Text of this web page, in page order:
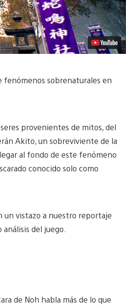
fenómenos sobrenaturales en
provenientes de mitos, del
Akito, un sobreviviente de la
al fondo de este fenómeno
conocido solo como
un vistazo a nuestro reportaje
del juego.
de Noh habla más de lo que